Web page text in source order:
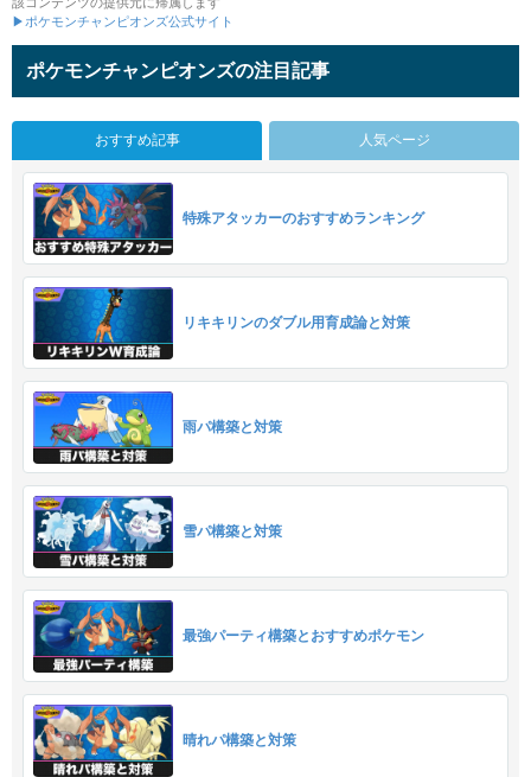
▶ポケモンチャンピオンズ公式サイト
ポケモンチャンピオンズの注目記事
おすすめ記事 人気ページ
特殊アタッカーのおすすめランキング
リキキリンのダブル用育成論と対策
雨パ構築と対策
雪パ構築と対策
最強パーティ構築とおすすめポケモン
晴れパ構築と対策